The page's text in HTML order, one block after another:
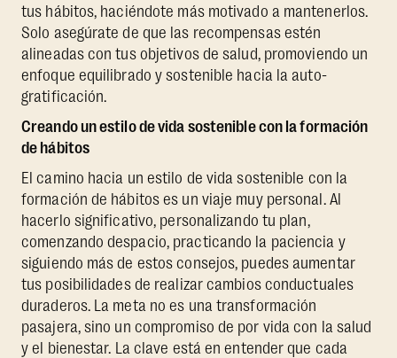
tus hábitos, haciéndote más motivado a mantenerlos.
Solo asegúrate de que las recompensas estén
alineadas con tus objetivos de salud, promoviendo un
enfoque equilibrado y sostenible hacia la auto-
gratificación.
Creando un estilo de vida sostenible con la formación
de hábitos
El camino hacia un estilo de vida sostenible con la
formación de hábitos es un viaje muy personal. Al
hacerlo significativo, personalizando tu plan,
comenzando despacio, practicando la paciencia y
siguiendo más de estos consejos, puedes aumentar
tus posibilidades de realizar cambios conductuales
duraderos. La meta no es una transformación
pasajera, sino un compromiso de por vida con la salud
y el bienestar. La clave está en entender que cada